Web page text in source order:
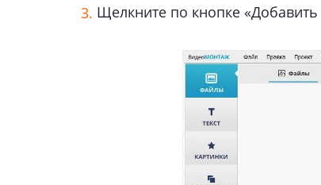
Щелкните по кнопке